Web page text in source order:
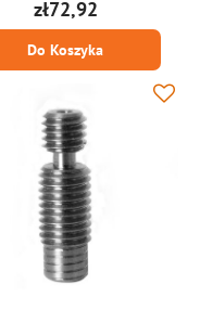
stabilitu, což je obzvláště
při tisku s vysokoteplotními
Klíčové vlastnosti
s hotendy Creality Sprite:
Ender-3S1 Pro, CR-10 Smart
zł72,92
Do Koszyka